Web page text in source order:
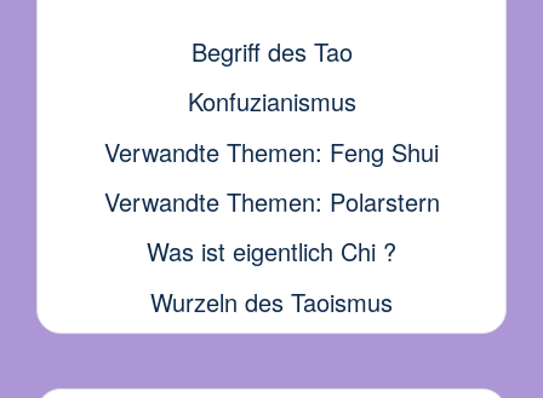
Begriff des Tao
Konfuzianismus
Verwandte Themen: Feng Shui
Verwandte Themen: Polarstern
Was ist eigentlich Chi ?
Wurzeln des Taoismus